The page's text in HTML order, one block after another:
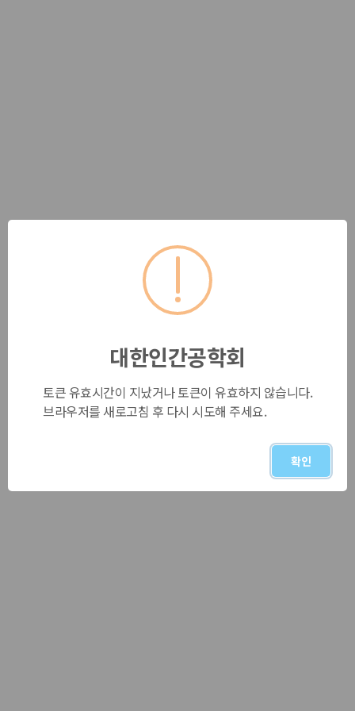
대한인간공학회
토큰 유효시간이 지났거나 토큰이 유효하지 않습니다.
브라우저를 새로고침 후 다시 시도해 주세요.
확인